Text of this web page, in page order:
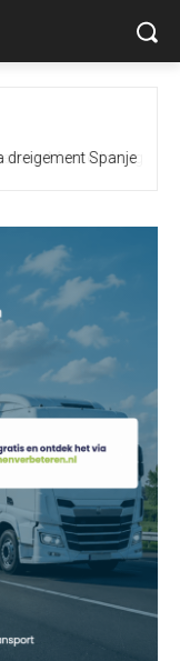
Merwedebrug